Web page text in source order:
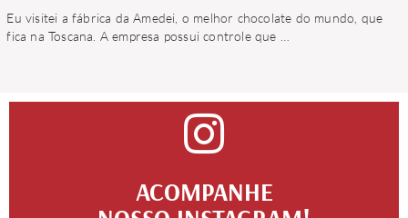
Eu visitei a fábrica da Amedei, o melhor chocolate do mundo, que
fica na Toscana. A empresa possui controle que
ACOMPANHE